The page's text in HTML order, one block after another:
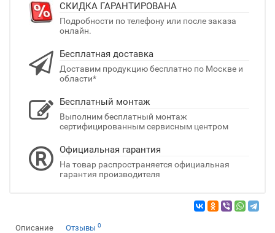
СКИДКА ГАРАНТИРОВАНА
Подробности по телефону или после заказа
онлайн.
Бесплатная доставка
Доставим продукцию бесплатно по Москве и
области*
Бесплатный монтаж
Выполним бесплатный монтаж
сертифицированным сервисным центром
Официальная гарантия
На товар распространяется официальная
гарантия производителя
Описание Отзывы 0